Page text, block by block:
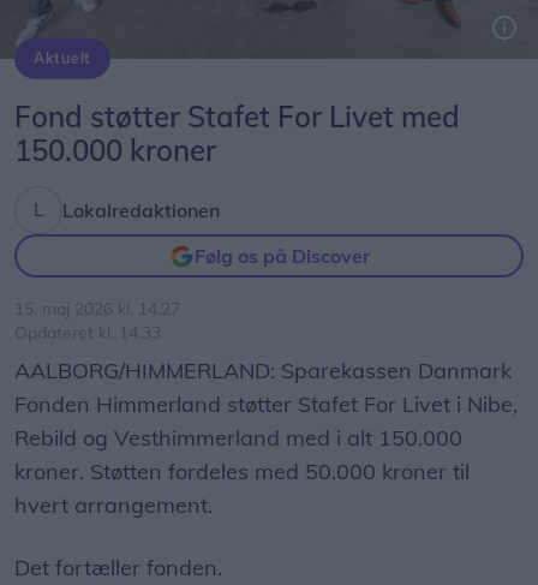
Aktuelt
Fond støtter Stafet For Livet med
150.000 kroner
Lokalredaktionen
Følg os på Discover
15. maj 2026 kl. 14.27
Opdateret kl. 14.33
AALBORG/HIMMERLAND: Sparekassen Danmark
Fonden Himmerland støtter Stafet For Livet i Nibe,
Rebild og Vesthimmerland med i alt 150.000
kroner. Støtten fordeles med 50.000 kroner til
hvert arrangement.
Det fortæller fonden.